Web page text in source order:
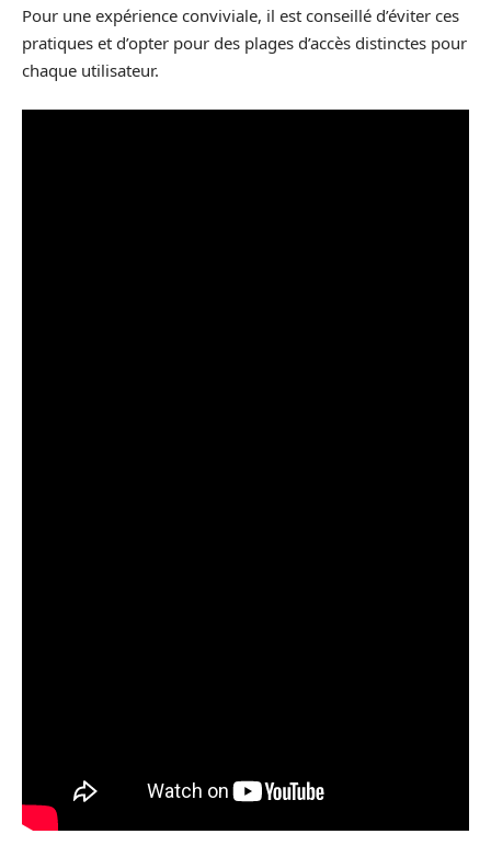
Pour une expérience conviviale, il est conseillé d’éviter ces
pratiques et d’opter pour des plages d’accès distinctes pour
chaque utilisateur.